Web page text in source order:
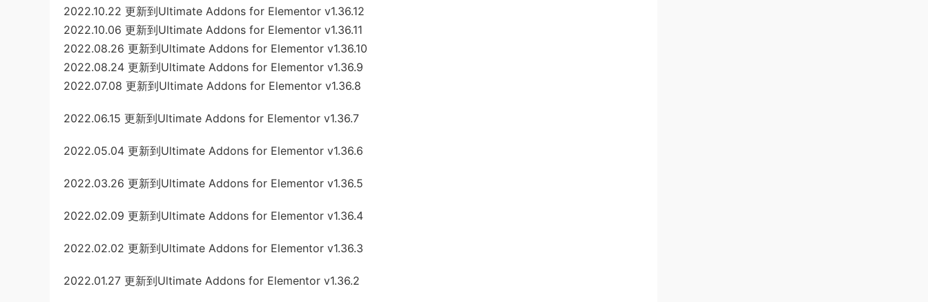
2022.10.22 更新到Ultimate Addons for Elementor v1.36.12
2022.10.06 更新到Ultimate Addons for Elementor v1.36.11
2022.08.26 更新到Ultimate Addons for Elementor v1.36.10
2022.08.24 更新到Ultimate Addons for Elementor v1.36.9
2022.07.08 更新到Ultimate Addons for Elementor v1.36.8
2022.06.15 更新到Ultimate Addons for Elementor v1.36.7
2022.05.04 更新到Ultimate Addons for Elementor v1.36.6
2022.03.26 更新到Ultimate Addons for Elementor v1.36.5
2022.02.09 更新到Ultimate Addons for Elementor v1.36.4
2022.02.02 更新到Ultimate Addons for Elementor v1.36.3
2022.01.27 更新到Ultimate Addons for Elementor v1.36.2